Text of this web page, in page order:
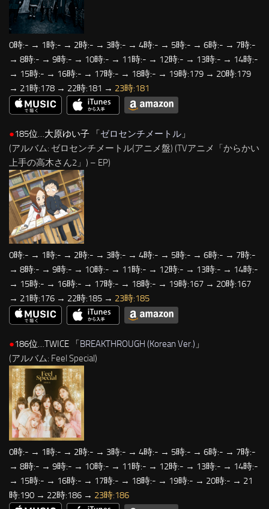
0時:- → 1時:- → 2時:- → 3時:- → 4時:- → 5時:- → 6時:- → 7時:-
→ 8時:- → 9時:- → 10時:- → 11時:- → 12時:- → 13時:- → 14時:-
→ 15時:- → 16時:- → 17時:- → 18時:- → 19時:179 → 20時:179
→ 21時:178 → 22時:181 → 23時:181
●185位…大原ゆい子 「ゼロセンチメートル 」
(アルバム: ゼロセンチメートル(アニメ盤) (TVアニメ「からかい
上手の高木さん2」) – EP)
0時:- → 1時:- → 2時:- → 3時:- → 4時:- → 5時:- → 6時:- → 7時:-
→ 8時:- → 9時:- → 10時:- → 11時:- → 12時:- → 13時:- → 14時:-
→ 15時:- → 16時:- → 17時:- → 18時:- → 19時:167 → 20時:167
→ 21時:176 → 22時:185 → 23時:185
●186位…TWICE 「 BREAKTHROUGH (Korean Ver.) 」
(アルバム: Feel Special)
0時:- → 1時:- → 2時:- → 3時:- → 4時:- → 5時:- → 6時:- → 7時:-
→ 8時:- → 9時:- → 10時:- → 11時:- → 12時:- → 13時:- → 14時:-
→ 15時:- → 16時:- → 17時:- → 18時:- → 19時:- → 20時:- → 21
時:190 → 22時:186 → 23時:186